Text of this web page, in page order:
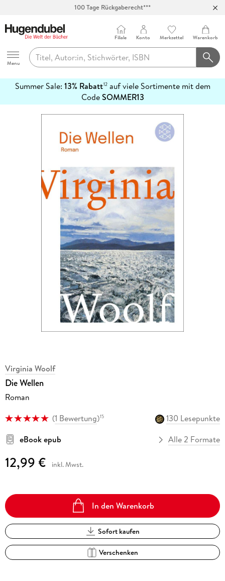
100 Tage Rückgaberecht***
Hugendubel
Menu
Filiale Konto Merkzettel Warenkorb
Summer Sale: 13% Rabatt12auf viele Sortimente mit dem
CodeSOMMER13
erfahren
Virginia Woolf
Die Wellen
Roman
(1 Bewertung)15
130 Lesepunkte
eBook epub
Alle 2 Formate
12,99 € inkl. Mwst.
In den Warenkorb
Sofort kaufen
Verschenken